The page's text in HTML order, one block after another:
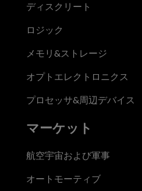
ディスクリート
ロジック
メモリ&ストレージ
オプトエレクトロニクス
プロセッサ&周辺デバイス
マーケット
航空宇宙および軍事
オートモーティブ